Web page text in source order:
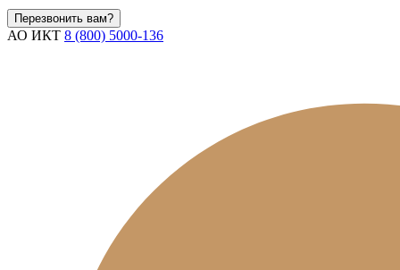
Перезвонить вам?
АО ИКТ 8 (800) 5000-136